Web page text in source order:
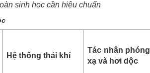
sinh học cần hiệu chuẩn
Hệ thống thải khí
Tác nhân phóng
xạ và hơi dộc